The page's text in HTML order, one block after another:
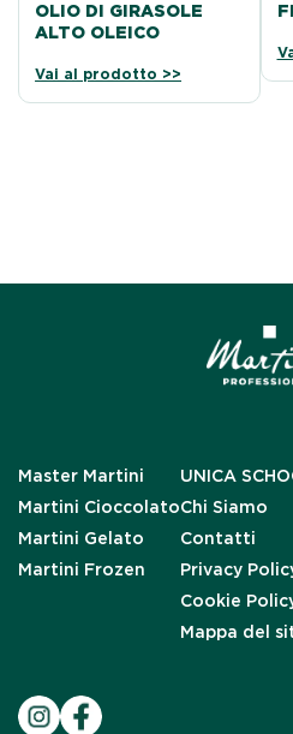
OLIO DI GIRASOLE
ALTO OLEICO
Vai al prodotto >>
Master Martini
Martini Cioccolato
Martini Gelato
Martini Frozen
UNICA
Chi Siamo
Contatti
Privacy
Cookie
Mappa del